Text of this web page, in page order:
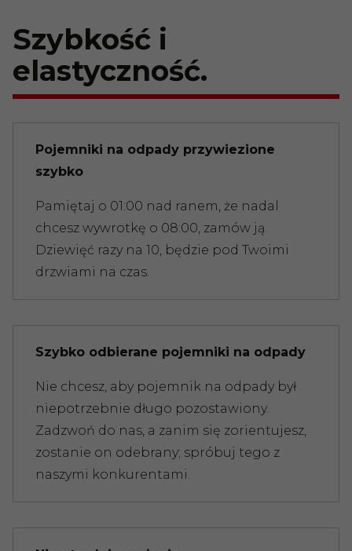
Szybkość i
elastyczność.
Pojemniki na odpady przywiezione
szybko
Pamiętaj o 01:00 nad ranem, że nadal
chcesz wywrotkę o 08:00, zamów ją.
Dziewięć razy na 10, będzie pod Twoimi
drzwiami na czas.
Szybko odbierane pojemniki na odpady
Nie chcesz, aby pojemnik na odpady był
niepotrzebnie długo pozostawiony.
Zadzwoń do nas, a zanim się zorientujesz,
zostanie on odebrany; spróbuj tego z
naszymi konkurentami.